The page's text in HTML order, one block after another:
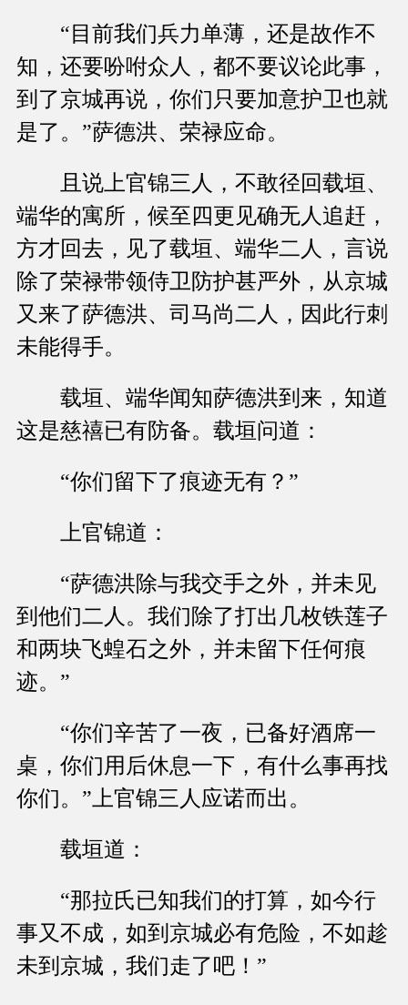
“目前我们兵力单薄，还是故作不
知，还要吩咐众人，都不要议论此事，
到了京城再说，你们只要加意护卫也就
是了。”萨德洪、荣禄应命。
且说上官锦三人，不敢径回载垣、
端华的寓所，候至四更见确无人追赶，
方才回去，见了载垣、端华二人，言说
除了荣禄带领侍卫防护甚严外，从京城
又来了萨德洪、司马尚二人，因此行刺
未能得手。
载垣、端华闻知萨德洪到来，知道
这是慈禧已有防备。载垣问道：
“你们留下了痕迹无有？”
上官锦道：
“萨德洪除与我交手之外，并未见
到他们二人。我们除了打出几枚铁莲子
和两块飞蝗石之外，并未留下任何痕
迹。”
“你们辛苦了一夜，已备好酒席一
桌，你们用后休息一下，有什么事再找
你们。”上官锦三人应诺而出。
载垣道：
“那拉氏已知我们的打算，如今行
事又不成，如到京城必有危险，不如趁
未到京城，我们走了吧！”